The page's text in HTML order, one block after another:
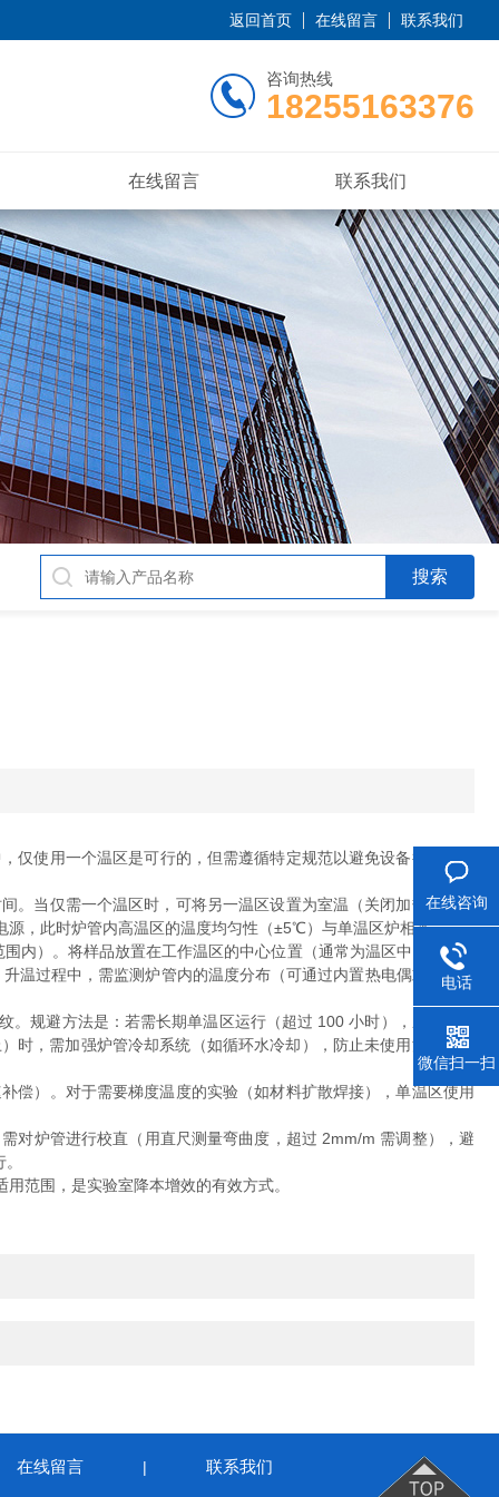
返回首页 在线留言 联系我们
咨询热线
18255163376
在线留言 联系我们
使用一个温区是可行的，但需遵循特定规范以避免设备损伤和实
当仅需一个温区时，可将另一温区设置为室温（关闭加热功能）
，此时炉管内高温区的温度均匀性（±5℃）与单温区炉相当。
）。将样品放置在工作温区的中心位置（通常为温区中点，距两
温过程中，需监测炉管内的温度分布（可通过内置热电偶或外部测
避方法是：若需长期单温区运行（超过 100 小时），应将未使
，需加强炉管冷却系统（如循环水冷却），防止未使用温区的法
）。对于需要梯度温度的实验（如材料扩散焊接），单温区使用
炉管进行校直（用直尺测量弯曲度，超过 2mm/m 需调整），避
范围，是实验室降本增效的有效方式。​
在线留言 | 联系我们
在线咨询
电话
微信扫一扫